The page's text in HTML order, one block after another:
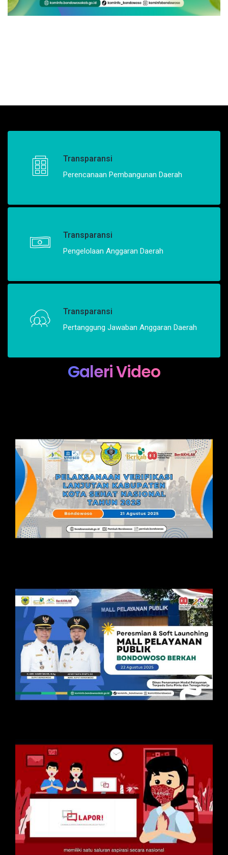
Transparansi
Perencanaan Pembangunan Daerah
Transparansi
Pengelolaan Anggaran Daerah
Transparansi
Pertanggung Jawaban Anggaran Daerah
Galeri Video